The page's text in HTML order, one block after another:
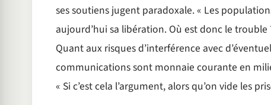
ses soutiens jugent paradoxale. « Les
aujourd’hui sa libération. Où est donc le trouble
Quant aux risques d’interférence avec
communications sont monnaie courante en
« Si c’est cela l’argument, alors qu’on vide les